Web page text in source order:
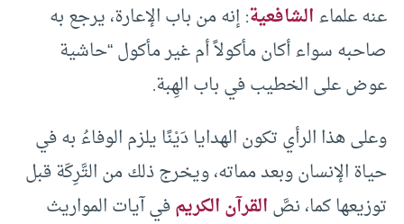
عنه علماءالشافعية: إنه من باب الإعارة، يرجع به
صاحبه سواء أكان مأكولاً أم غير مأكول “حاشية
عوض على الخطيب في باب الهِبة.
وعلى هذا الرأي تكون الهدايا دَيْنًا يلزم الوفاءُ به في
حياة الإنسان وبعد مماته، ويخرج ذلك من التَّرِكَة قبل
توزيعها كما، نصَّالقرآن الكريمفي آيات المواريث